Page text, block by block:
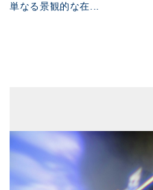
単なる景観的な在...